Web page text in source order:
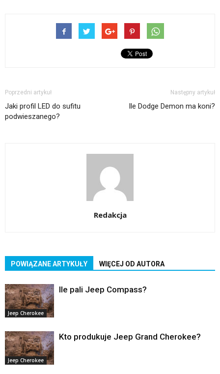
Poprzedni artykuł
Jaki profil LED do sufitu
podwieszanego?
Następny artykuł
Ile Dodge Demon ma koni?
Redakcja
POWIĄZANE ARTYKUŁY WIĘCEJ OD AUTORA
Jeep Cherokee
Ile pali Jeep Compass?
Jeep Cherokee
Kto produkuje Jeep Grand Cherokee?